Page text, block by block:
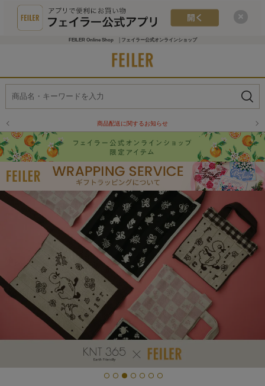
FEILER Online Shop │フェイラー公式オンラインショップ
商品配送に関するお知らせ